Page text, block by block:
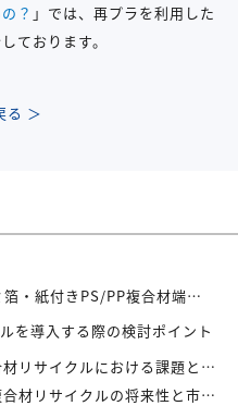
？ 」では、再プラを利用した
ております。
る ＞
PP複合材端材が注目されているのか
を導入する際の検討ポイント
イクルにおける課題と今後の展望
クルの将来性と市場拡大の可能性